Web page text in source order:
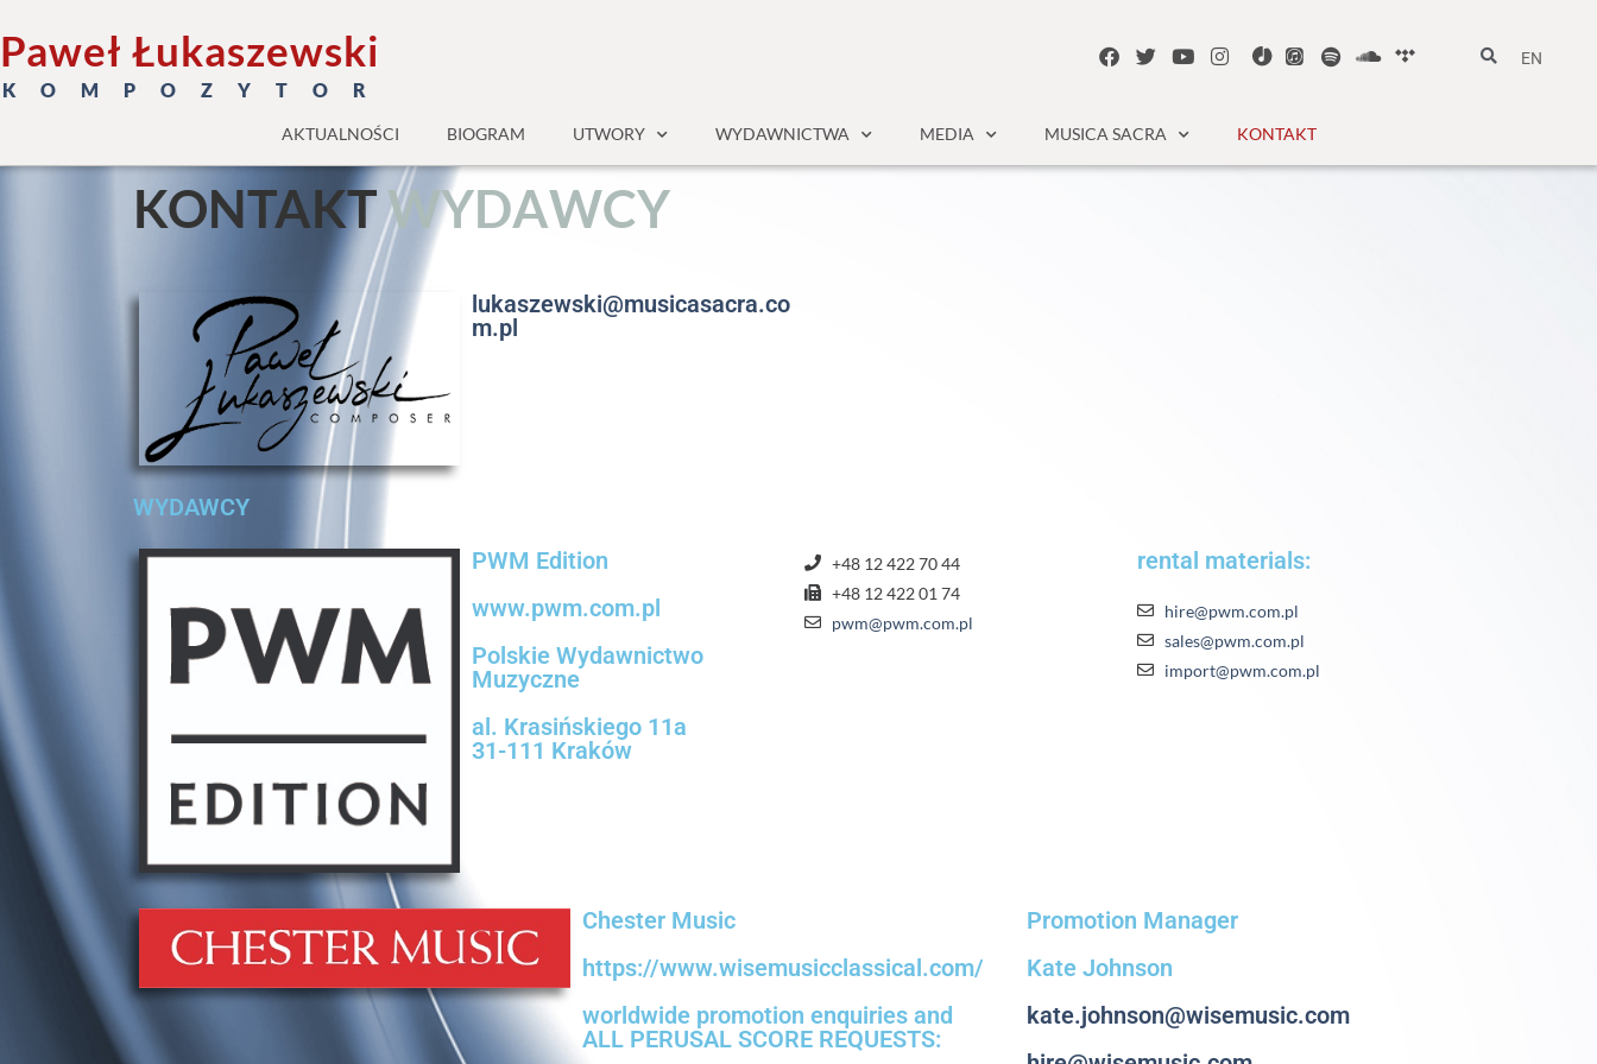
Paweł Łukaszewski
K O M P O Z Y T O R
EN
AKTUALNOŚCI BIOGRAM UTWORY WYDAWNICTWA MEDIA MUSICA SACRA KONTAKT
KONTAKTWYDAWCY
lukaszewski@musicasacra.co
m.pl
WYDAWCY
PWM Edition
www.pwm.com.pl
Polskie Wydawnictwo
Muzyczne
al. Krasińskiego 11a
31-111 Kraków
+48 12 422 70 44
+48 12 422 01 74
pwm@pwm.com.pl
rental materials:
hire@pwm.com.pl
sales@pwm.com.pl
import@pwm.com.pl
Chester Music
https://www.wisemusicclassical.com/
worldwide promotion enquiries and
ALL PERUSAL SCORE REQUESTS:
Promotion Manager
Kate Johnson
kate.johnson@wisemusic.com